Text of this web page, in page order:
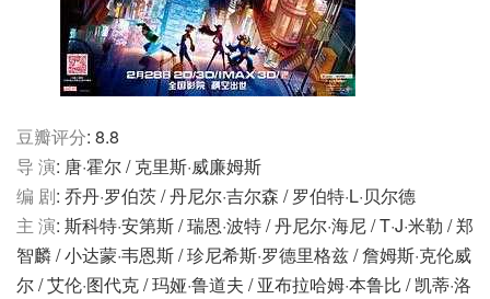
豆瓣评分: 8.8
导 演: 唐·霍尔 / 克里斯·威廉姆斯
编 剧: 乔丹·罗伯茨 / 丹尼尔·吉尔森 / 罗伯特·L·贝尔德
主 演: 斯科特·安第斯 / 瑞恩·波特 / 丹尼尔·海尼 / T·J·米勒 / 郑
智麟 / 小达蒙·韦恩斯 / 珍尼希斯·罗德里格兹 / 詹姆斯·克伦威
尔 / 艾伦·图代克 / 玛娅·鲁道夫 / 亚布拉哈姆·本鲁比 / 凯蒂·洛